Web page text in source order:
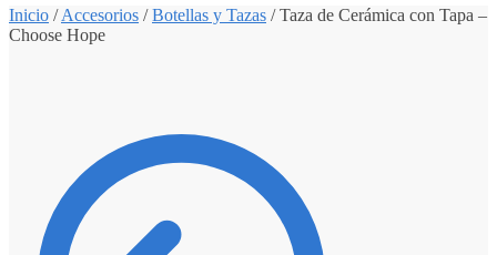
Inicio /Accesorios /Botellas y Tazas /Taza de Cerámica con Tapa –
Choose Hope